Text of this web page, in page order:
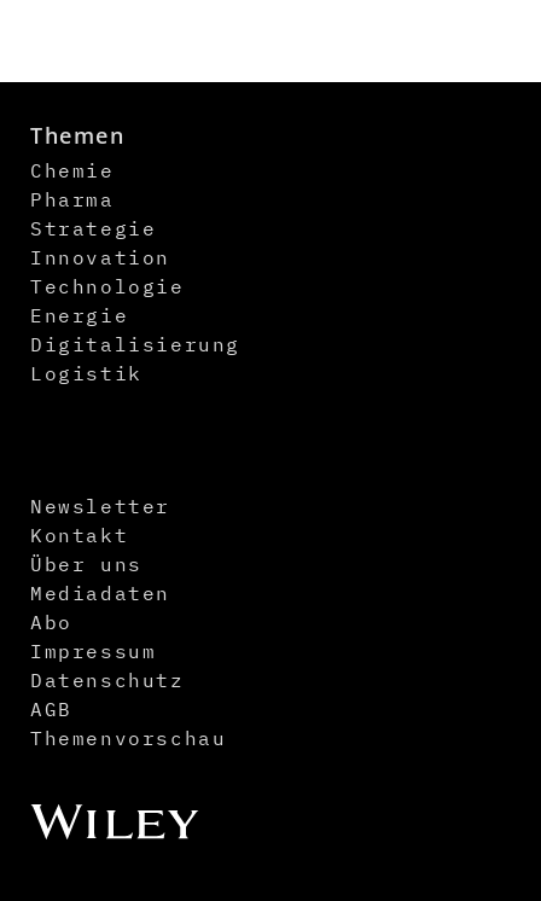
Themen
Chemie
Pharma
Strategie
Innovation
Technologie
Energie
Digitalisierung
Logistik
Newsletter
Kontakt
Über uns
Mediadaten
Abo
Impressum
Datenschutz
AGB
Themenvorschau